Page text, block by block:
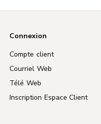
Connexion
Compte client
Courriel Web
Télé Web
Inscription Espace Client